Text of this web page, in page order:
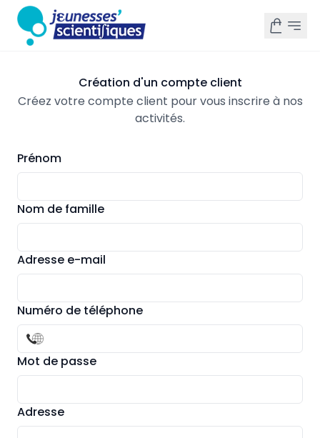
Création d'un compte client
Créez votre compte client pour vous inscrire à nos
activités.
Prénom
Nom de famille
Adresse e-mail
Numéro de téléphone
Mot de passe
Adresse